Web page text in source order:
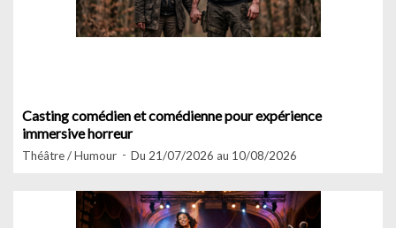
Casting comédien et comédienne pour expérience
immersive horreur
Théâtre / Humour Du 21/07/2026 au 10/08/2026